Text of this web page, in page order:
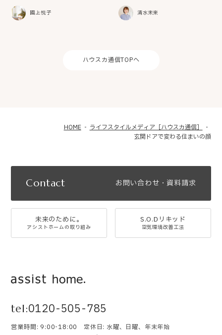
國上悦子 清水未来
ハウスカ通信TOPへ
HOME
ライフスタイルメディア［ハウスカ通信］
玄関ドアで変わる住まいの顔
Contact お問い合わせ・資料請求
未来のために。
アシストホームの取り組み
S.O.Dリキッド
空気環境改善工法
tel:0120-505-785
営業時間: 9:00-18:00 定休日: 水曜、日曜、年末年始